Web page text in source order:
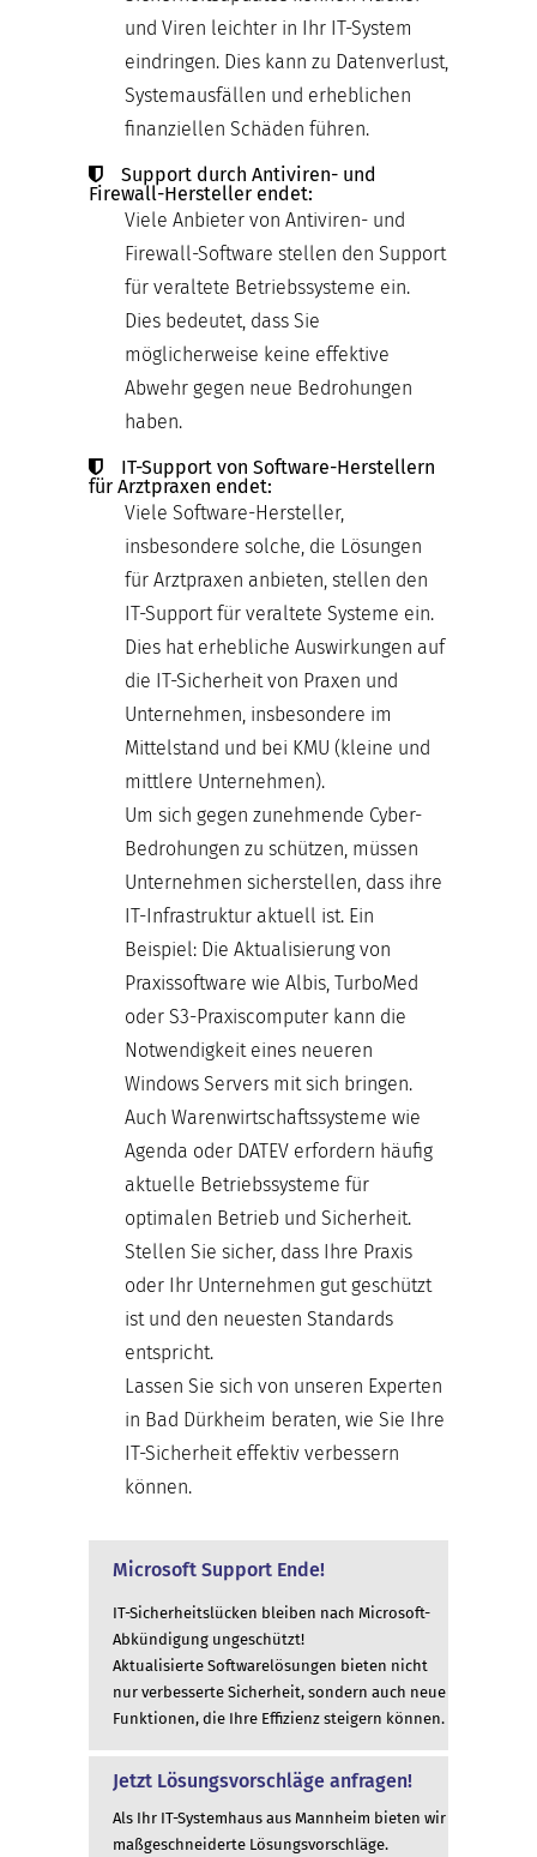
und Viren leichter in Ihr IT-System
eindringen. Dies kann zu Datenverlust,
Systemausfällen und erheblichen
finanziellen Schäden führen.
Support durch Antiviren- und
Firewall-Hersteller endet:
Viele Anbieter von Antiviren- und
Firewall-Software stellen den Support
für veraltete Betriebssysteme ein.
Dies bedeutet, dass Sie
möglicherweise keine effektive
Abwehr gegen neue Bedrohungen
haben.
IT-Support von Software-Herstellern
für Arztpraxen endet:
Viele Software-Hersteller,
insbesondere solche, die Lösungen
für Arztpraxen anbieten, stellen den
IT-Support für veraltete Systeme ein.
Dies hat erhebliche Auswirkungen auf
die IT-Sicherheit von Praxen und
Unternehmen, insbesondere im
Mittelstand und bei KMU (kleine und
mittlere Unternehmen).
Um sich gegen zunehmende Cyber-
Bedrohungen zu schützen, müssen
Unternehmen sicherstellen, dass ihre
IT-Infrastruktur aktuell ist. Ein
Beispiel: Die Aktualisierung von
Praxissoftware wie Albis, TurboMed
oder S3-Praxiscomputer kann die
Notwendigkeit eines neueren
Windows Servers mit sich bringen.
Auch Warenwirtschaftssysteme wie
Agenda oder DATEV erfordern häufig
aktuelle Betriebssysteme für
optimalen Betrieb und Sicherheit.
Stellen Sie sicher, dass Ihre Praxis
oder Ihr Unternehmen gut geschützt
ist und den neuesten Standards
entspricht.
Lassen Sie sich von unseren Experten
in Bad Dürkheim beraten, wie Sie Ihre
IT-Sicherheit effektiv verbessern
können.
Microsoft Support Ende!
IT-Sicherheitslücken bleiben nach Microsoft-
Abkündigung ungeschützt!
Aktualisierte Softwarelösungen bieten nicht
nur verbesserte Sicherheit, sondern auch neue
Funktionen, die Ihre Effizienz steigern können.
Jetzt Lösungsvorschläge anfragen!
Als Ihr IT-Systemhaus aus Mannheim bieten wir
maßgeschneiderte Lösungsvorschläge.